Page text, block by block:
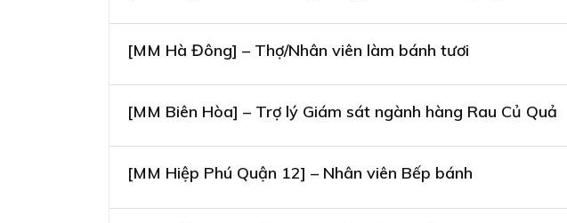
[MM Hà Đông] – Thợ/Nhân viên làm bánh tươi
[MM Biên Hòa] – Trợ lý Giám sát ngành hàng Rau Củ Quả
[MM Hiệp Phú Quận 12] – Nhân viên Bếp bánh